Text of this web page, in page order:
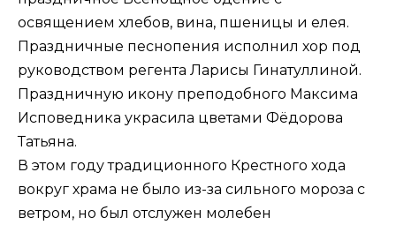
освящением хлебов, вина, пшеницы и елея.
Праздничные песнопения исполнил хор под
руководством регента Ларисы Гинатуллиной.
Праздничную икону преподобного Максима
Исповедника украсила цветами Фёдорова
Татьяна.
В этом году традиционного Крестного хода
вокруг храма не было из-за сильного мороза с
ветром, но был отслужен молебен